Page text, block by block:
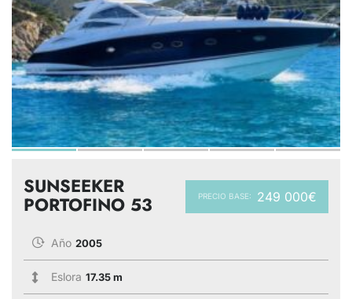
PRECIO BASE: 249 000€
SUNSEEKER
PORTOFINO 53
Año 2005
Eslora 17.35 m